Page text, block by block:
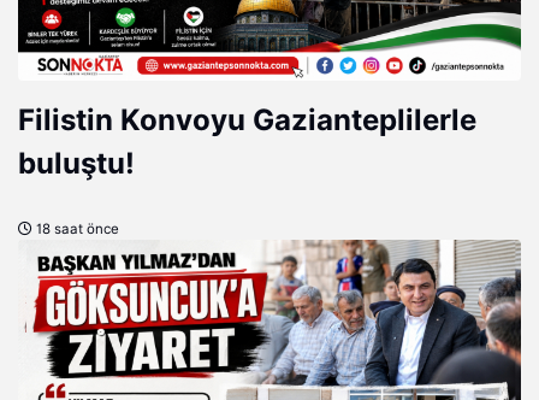
Filistin Konvoyu Gazianteplilerle
buluştu!
18 saat önce